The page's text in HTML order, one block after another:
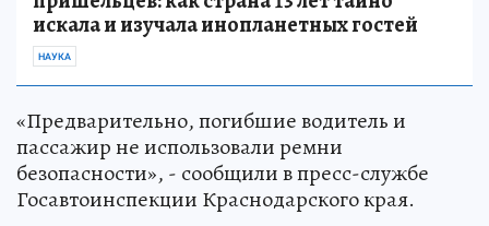
искала и изучала инопланетных гостей
НАУКА
«Предварительно, погибшие водитель и
пассажир не использовали ремни
безопасности», - сообщили в пресс-службе
Госавтоинспекции Краснодарского края.